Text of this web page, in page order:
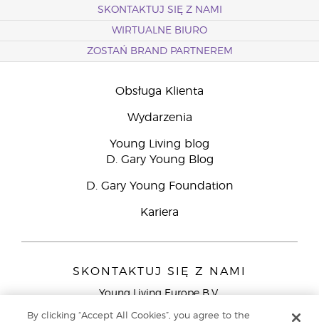
SKONTAKTUJ SIĘ Z NAMI
WIRTUALNE BIURO
ZOSTAŃ BRAND PARTNEREM
Obsługa Klienta
Wydarzenia
Young Living blog
D. Gary Young Blog
D. Gary Young Foundation
Kariera
SKONTAKTUJ SIĘ Z NAMI
Young Living Europe B.V.
By clicking “Accept All Cookies”, you agree to the